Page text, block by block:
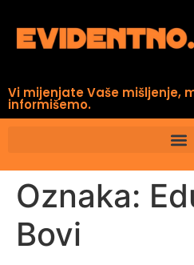
Vi mijenjate Vaše mišljenje,
informišemo.
Oznaka:
Bovi